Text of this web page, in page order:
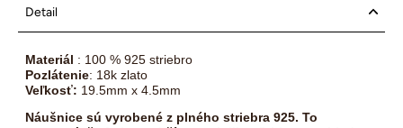
Detail
Materiál : 100 % 925 striebro
Pozlátenie: 18k zlato
Veľkosť: 19.5mm x 4.5mm
Náušnice sú vyrobené z plného striebra 925. To